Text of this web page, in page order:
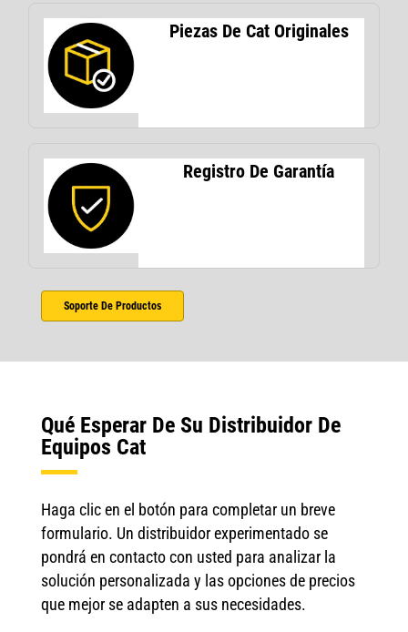
Piezas De Cat Originales
Registro De Garantía
Soporte De Productos
Qué Esperar De Su Distribuidor De
Equipos Cat
Haga clic en el botón para completar un breve
formulario. Un distribuidor experimentado se
pondrá en contacto con usted para analizar la
solución personalizada y las opciones de precios
que mejor se adapten a sus necesidades.